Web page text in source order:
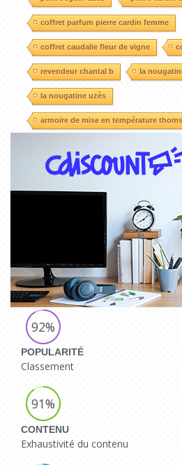
coffret parfum pierre cardin femme
coffret caudalie fleur de vigne
revendeur chantal b la
la nougatine uzès
armoire de mise en température
92%
POPULARITÉ
Classement
91%
CONTENU
Exhaustivité du contenu